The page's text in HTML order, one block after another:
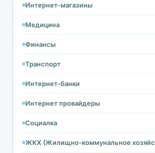
Интернет-магазины
Медицина
Финансы
Транспорт
Интернет-банки
Интернет провайдеры
Социалка
ЖКХ (Жилищно-коммунальное